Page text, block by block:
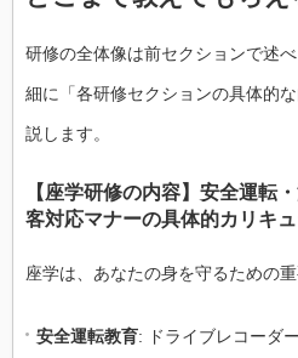
研修の全体像は前セクションで述
細に「各研修セクションの具体的
説します。
【座学研修の内容】安全運転
客対応マナーの具体的カリキ
座学は、あなたの身を守るための重
安全運転教育: ドライブレコーダ